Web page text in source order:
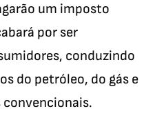
um imposto
por ser
conduzindo
do petróleo, do gás e